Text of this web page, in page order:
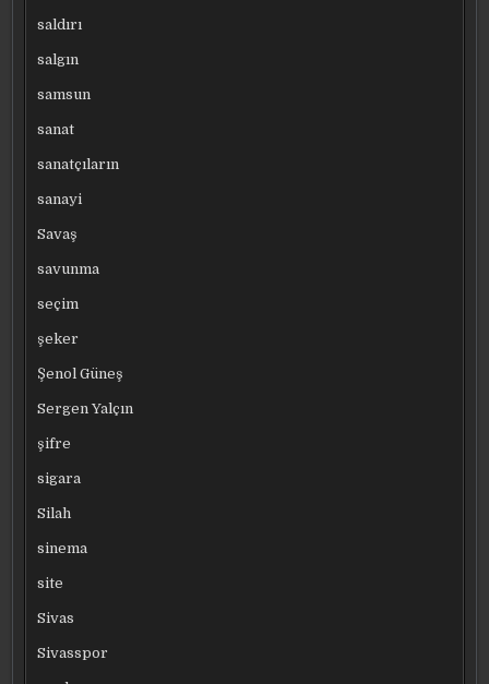
saldırı
salgın
samsun
sanat
sanatçıların
sanayi
Savaş
savunma
seçim
şeker
Şenol Güneş
Sergen Yalçın
şifre
sigara
Silah
sinema
site
Sivas
Sivasspor